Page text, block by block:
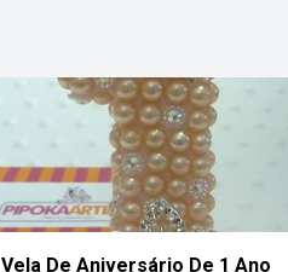
Vela De Aniversário De 1 Ano